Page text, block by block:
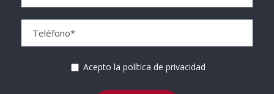
Acepto la política de privacidad